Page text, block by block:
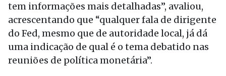
tem informações mais detalhadas”, avaliou,
acrescentando que “qualquer fala de dirigente
do Fed, mesmo que de autoridade local, já dá
uma indicação de qual é o tema debatido nas
reuniões de política monetária”.